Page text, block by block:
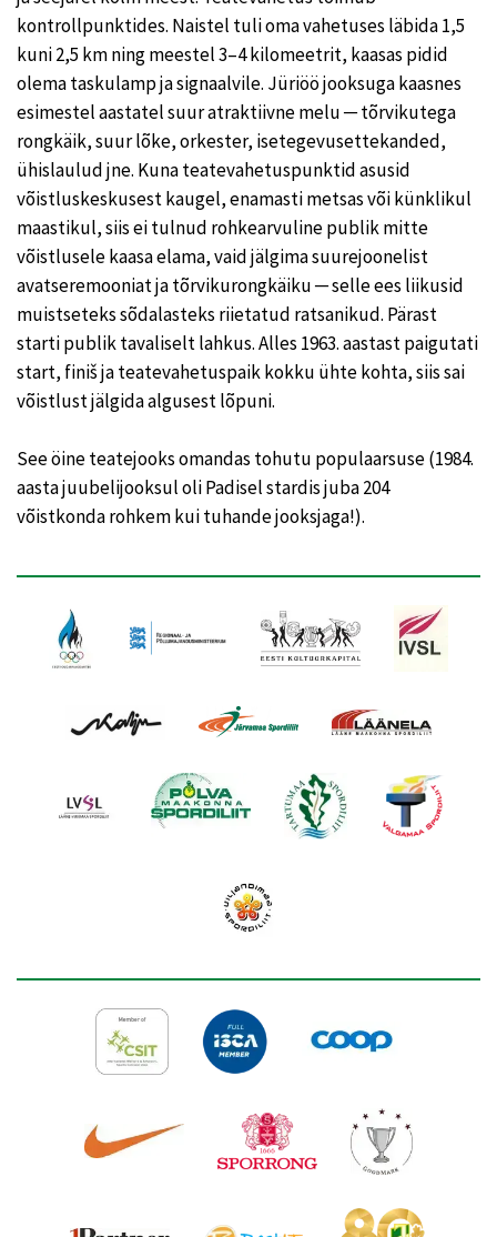
kontrollpunktides. Naistel tuli oma vahetuses läbida 1,5
kuni 2,5 km ning meestel 3–4 kilomeetrit, kaasas pidid
olema taskulamp ja signaalvile. Jüriöö jooksuga kaasnes
esimestel aastatel suur atraktiivne melu ─ tõrvikutega
rongkäik, suur lõke, orkester, isetegevusettekanded,
ühislaulud jne. Kuna teatevahetuspunktid asusid
võistluskeskusest kaugel, enamasti metsas või künklikul
maastikul, siis ei tulnud rohkearvuline publik mitte
võistlusele kaasa elama, vaid jälgima suurejoonelist
avatseremooniat ja tõrvikurongkäiku ─ selle ees liikusid
muistseteks sõdalasteks riietatud ratsanikud. Pärast
starti publik tavaliselt lahkus. Alles 1963. aastast paigutati
start, finiš ja teatevahetuspaik kokku ühte kohta, siis sai
võistlust jälgida algusest lõpuni.
See öine teatejooks omandas tohutu populaarsuse (1984.
aasta juubelijooksul oli Padisel stardis juba 204
võistkonda rohkem kui tuhande jooksjaga!).